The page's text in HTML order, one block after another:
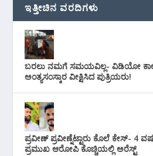
ಇತ್ತೀಚಿನ ವರದಿಗಳು
ಬರಲು ನಮಗೆ ಸಮಯವಿಲ್ಲ- ವಿಡಿಯೋ
ಅಂತ್ಯಸಂಸ್ಕಾರ ವೀಕ್ಷಿಸಿದ ಪುತ್ರಿಯರು!
ಪ್ರವೀಣ್ ಪ್ರವೀಣ್ನೆಟ್ಟಾರು ಕೊಲೆ ಕೇಸ್‌- 4
ಪ್ರಮುಖ ಆರೋಪಿ ಕೊಚ್ಚಿಯಲ್ಲಿ ಅರೆಸ್ಟ್‌